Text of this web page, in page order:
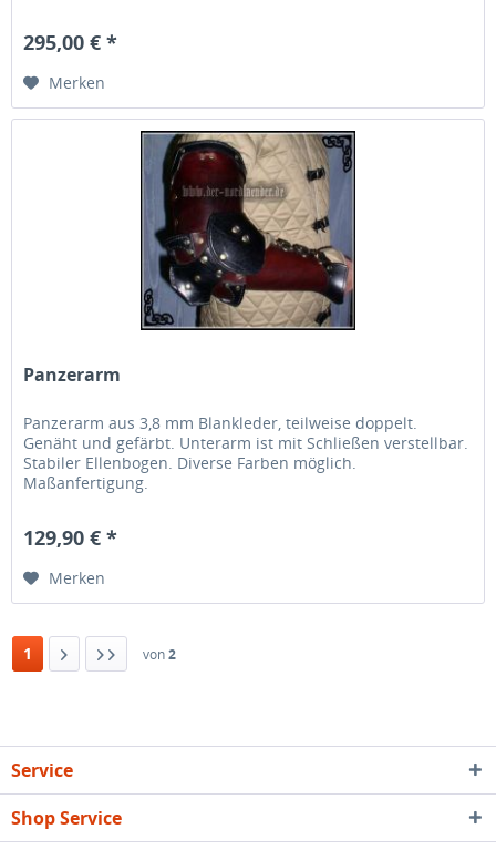
295,00 € *
Merken
Panzerarm
Panzerarm aus 3,8 mm Blankleder, teilweise doppelt.
Genäht und gefärbt. Unterarm ist mit Schließen verstellbar.
Stabiler Ellenbogen. Diverse Farben möglich.
Maßanfertigung.
129,90 € *
Merken
1 von2
Service
Shop Service